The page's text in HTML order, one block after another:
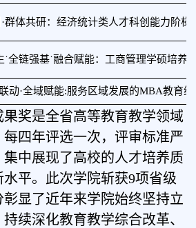
·群体共研：经济统计类人才科创能力阶梯
˙全链强基˙融合赋能：工商管理学硕培养
动·全域赋能:服务区域发展的MBA教育
果奖是全省高等教育教学领域
每四年评选一次，评审标准严
中展现了高校的人才培养质
平。此次学院斩获9项省级
显了近年来学院始终坚持立
续深化教育教学综合改革、